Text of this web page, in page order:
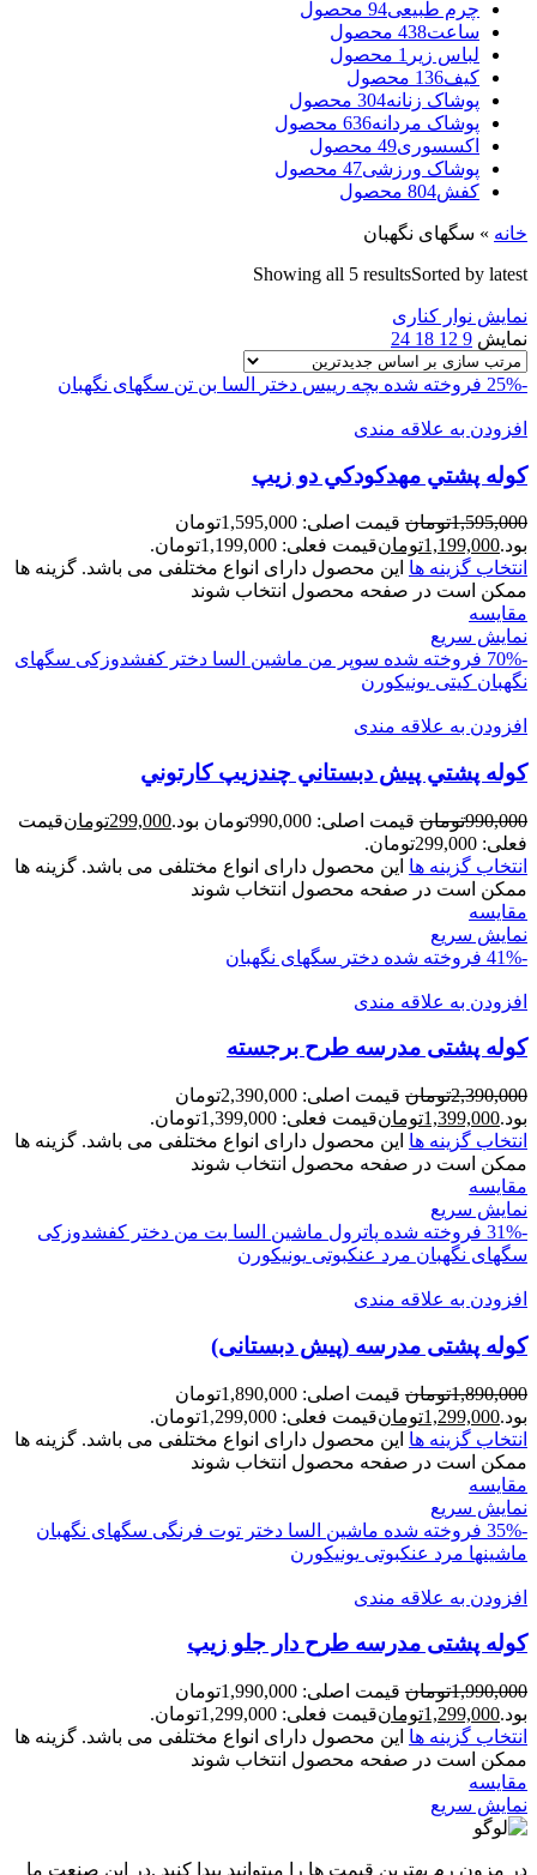
چرم طبیعی94 محصول
ساعت438 محصول
لباس زیر 1 محصول
کیف136 محصول
پوشاک زنانه304 محصول
پوشاک مردانه636 محصول
اکسسوری49 محصول
پوشاک ورزشی47 محصول
کفش804 محصول
خانه » سگهای نگهبان
Showing all 5 resultsSorted by latest
نمایش نوار کناری
نمایش 9
12
18
24
-25% فروخته شده بچه رییس دختر السا بن تن سگهای نگهبان
افزودن به علاقه مندی
کوله پشتي مهدکودکي دو زيپ
1,595,000تومان
قیمت اصلی: 1,595,000تومان
بود.1,199,000تومانقیمت فعلی: 1,199,000تومان.
انتخاب گزینه ها این محصول دارای انواع مختلفی می باشد. گزینه ها
ممکن است در صفحه محصول انتخاب شوند
مقايسه
نمایش سریع
-70%
فروخته شده سوپر من ماشین السا دختر کفشدوزکی سگهای
نگهبان کیتی یونیکورن
افزودن به علاقه مندی
کوله پشتي پيش دبستاني چندزيپ کارتوني
990,000تومان قیمت اصلی: 990,000تومان بود. 299,000تومانقیمت
فعلی: 299,000تومان.
انتخاب گزینه ها این محصول دارای انواع مختلفی می باشد. گزینه ها
ممکن است در صفحه محصول انتخاب شوند
مقايسه
نمایش سریع
-41%
فروخته شده دختر سگهای نگهبان
افزودن به علاقه مندی
کوله پشتی مدرسه طرح برجسته
2,390,000تومان
قیمت اصلی: 2,390,000تومان
بود.1,399,000تومانقیمت فعلی: 1,399,000تومان.
انتخاب گزینه ها این محصول دارای انواع مختلفی می باشد. گزینه ها
ممکن است در صفحه محصول انتخاب شوند
مقايسه
نمایش سریع
-31%
فروخته شده پاترول ماشین السا بت من دختر کفشدوزکی
سگهای نگهبان مرد عنکبوتی یونیکورن
افزودن به علاقه مندی
کوله پشتی مدرسه (پیش دبستانی)
1,890,000تومان
قیمت اصلی: 1,890,000تومان
بود.1,299,000تومانقیمت فعلی: 1,299,000تومان.
انتخاب گزینه ها این محصول دارای انواع مختلفی می باشد. گزینه ها
ممکن است در صفحه محصول انتخاب شوند
مقايسه
نمایش سریع
-35%
فروخته شده ماشین السا دختر توت فرنگی سگهای نگهبان
ماشینها مرد عنکبوتی یونیکورن
افزودن به علاقه مندی
کوله پشتی مدرسه طرح دار جلو زیپ
1,990,000تومان
قیمت اصلی: 1,990,000تومان
بود.1,299,000تومانقیمت فعلی: 1,299,000تومان.
انتخاب گزینه ها این محصول دارای انواع مختلفی می باشد. گزینه ها
ممکن است در صفحه محصول انتخاب شوند
مقايسه
نمایش سریع
در مزون رم بهترین قیمت ها را میتوانید پیدا کنید .در این صنعت ما